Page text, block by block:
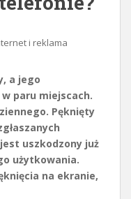
i reklama
a jego
paru miejscach.
Pęknięty
uszkodzony już
użytkowania.
na ekranie,